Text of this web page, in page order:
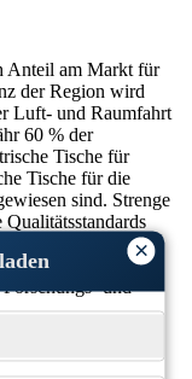
×
Anteil am Markt für
der Region wird
Luft- und Raumfahrt
60 % der
Tische für
Tische für die
sind. Strenge
voran. Die
auch
und